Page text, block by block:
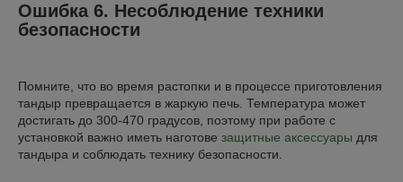
Ошибка 6. Несоблюдение техники
безопасности
Помните, что во время растопки и в процессе приготовления
тандыр превращается в жаркую печь. Температура может
достигать до 300-470 градусов, поэтому при работе с
установкой важно иметь наготове защитные аксессуары для
тандыра и соблюдать технику безопасности.